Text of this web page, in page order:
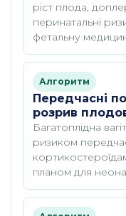
ріст плода,
перинатальні
фетальну
Алгоритм
Передчасні
розрив
Багатоплідна
ризиком
планом для